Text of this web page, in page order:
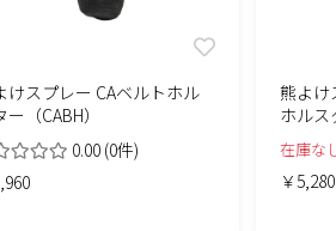
けスプレー CAベルトホル
ー（CABH）
0.00 (0件)
熊よけ
ホルス
在庫な
￥5,280